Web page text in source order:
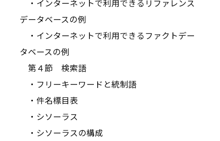
・インターネットで利用できるリファレンス
データベースの例
・インターネットで利用できるファクトデー
タベースの例
第４節 検索語
・フリーキーワードと統制語
・件名標目表
・シソーラス
・シソーラスの構成